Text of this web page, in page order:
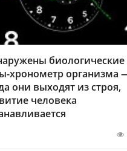
биологические
хронометр организма
они выходят из строя,
человека